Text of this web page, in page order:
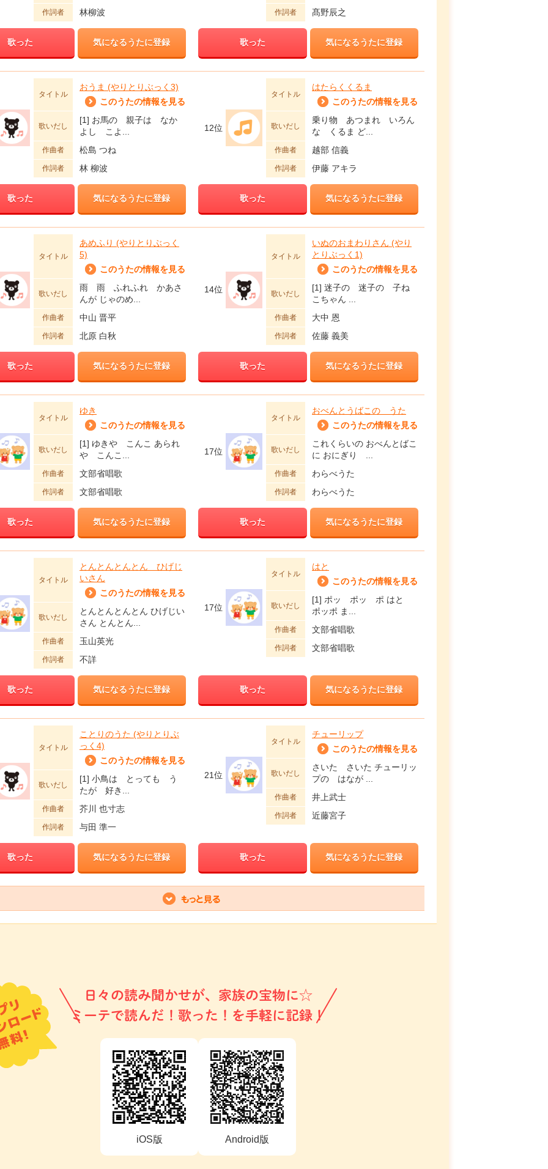
作詞者 林柳波
歌った 気になるうたに登録
作詞者 髙野辰之
歌った 気になるうたに登録
タイトル
おうま (やりとりぶっく3)
このうたの情報を見る
歌いだし
[1] お馬の 親子は なか
よし こよ...
作曲者 松島 つね
作詞者 林 柳波
歌った 気になるうたに登録
12位
タイトル
はたらくくるま
このうたの情報を見る
歌いだし
乗り物 あつまれ いろん
な くるま ど...
作曲者 越部 信義
作詞者 伊藤 アキラ
歌った 気になるうたに登録
タイトル
あめふり (やりとりぶっく
5)
このうたの情報を見る
歌いだし
雨 雨 ふれふれ かあさ
んが じゃのめ...
作曲者 中山 晋平
作詞者 北原 白秋
歌った 気になるうたに登録
14位
タイトル
いぬのおまわりさん (やり
とりぶっく1)
このうたの情報を見る
歌いだし
[1] 迷子の 迷子の 子ね
こちゃん ...
作曲者 大中 恩
作詞者 佐藤 義美
歌った 気になるうたに登録
タイトル
ゆき
このうたの情報を見る
歌いだし
[1] ゆきや こんこ あられ
や こんこ...
作曲者 文部省唱歌
作詞者 文部省唱歌
歌った 気になるうたに登録
17位
タイトル
おべんとうばこの うた
このうたの情報を見る
歌いだし
これくらいの おべんとばこ
に おにぎり ...
作曲者 わらべうた
作詞者 わらべうた
歌った 気になるうたに登録
タイトル
とんとんとんとん ひげじ
いさん
このうたの情報を見る
歌いだし
とんとんとんとん ひげじい
さん とんとん...
作曲者 玉山英光
作詞者 不詳
歌った 気になるうたに登録
17位
タイトル
はと
このうたの情報を見る
歌いだし
[1] ポッ ポッ ポ はと
ポッポ ま...
作曲者 文部省唱歌
作詞者 文部省唱歌
歌った 気になるうたに登録
タイトル
ことりのうた (やりとりぶ
っく4)
このうたの情報を見る
歌いだし
[1] 小鳥は とっても う
たが 好き...
作曲者 芥川 也寸志
作詞者 与田 準一
歌った 気になるうたに登録
21位
タイトル
チューリップ
このうたの情報を見る
歌いだし
さいた さいた チューリッ
プの はなが ...
作曲者 井上武士
作詞者 近藤宮子
歌った 気になるうたに登録
日々の読み聞かせが、家族の宝物に☆
ミーテで読んだ！歌った！を手軽に記録！
iOS版 Android版